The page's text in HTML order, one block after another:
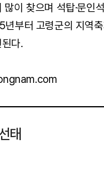
이 찾으며 석탑·문인
부터 고령군의 지역
다.
태